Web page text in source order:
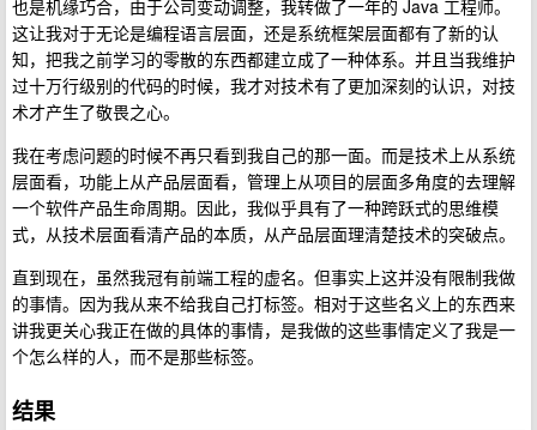
也是机缘巧合，由于公司变动调整，我转做了一年的 Java 工程师。
这让我对于无论是编程语言层面，还是系统框架层面都有了新的认
知，把我之前学习的零散的东西都建立成了一种体系。并且当我维护
过十万行级别的代码的时候，我才对技术有了更加深刻的认识，对技
术才产生了敬畏之心。
我在考虑问题的时候不再只看到我自己的那一面。而是技术上从系统
层面看，功能上从产品层面看，管理上从项目的层面多角度的去理解
一个软件产品生命周期。因此，我似乎具有了一种跨跃式的思维模
式，从技术层面看清产品的本质，从产品层面理清楚技术的突破点。
直到现在，虽然我冠有前端工程的虚名。但事实上这并没有限制我做
的事情。因为我从来不给我自己打标签。相对于这些名义上的东西来
讲我更关心我正在做的具体的事情，是我做的这些事情定义了我是一
个怎么样的人，而不是那些标签。
结果